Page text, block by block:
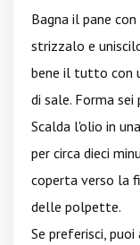
Bagna il pane
strizzalo e
bene il tutto con
di sale. Forma
Scalda l'olio in
per circa dieci
coperta verso la
delle polpette.
Se preferisci,